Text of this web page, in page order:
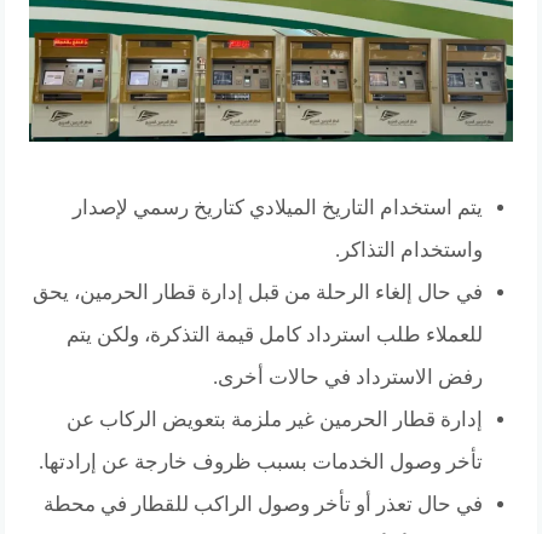
يتم استخدام التاريخ الميلادي كتاريخ رسمي لإصدار
واستخدام التذاكر.
في حال إلغاء الرحلة من قبل إدارة قطار الحرمين، يحق
للعملاء طلب استرداد كامل قيمة التذكرة، ولكن يتم
رفض الاسترداد في حالات أخرى.
إدارة قطار الحرمين غير ملزمة بتعويض الركاب عن
تأخر وصول الخدمات بسبب ظروف خارجة عن إرادتها.
في حال تعذر أو تأخر وصول الراكب للقطار في محطة